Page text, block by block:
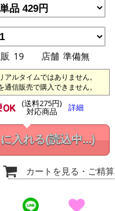
19 店舗 準備無
アルタイムではありません。
通信販売で購入できません。
(送料275円)
対応商品 詳細
入れる(読込中...)
カートを見る ・ご精算